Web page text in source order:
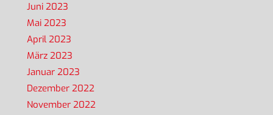
Juni 2023
Mai 2023
April 2023
März 2023
Januar 2023
Dezember 2022
November 2022